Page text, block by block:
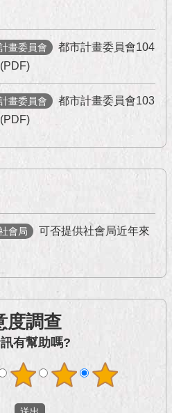
畫委員會
都市計畫委員會104
畫委員會
都市計畫委員會103
會局
可否提供社會局近年來
度調查
有幫助嗎?